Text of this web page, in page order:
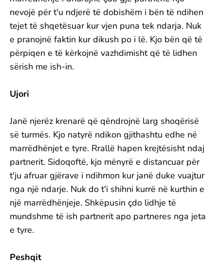
nevojë për t'u ndjerë të dobishëm i bën të ndihen
tejet të shqetësuar kur vjen puna tek ndarja. Nuk
e pranojnë faktin kur dikush po i lë. Kjo bën që të
përpiqen e të kërkojnë vazhdimisht që të lidhen
sërish me ish-in.
Ujori
Janë njerëz krenarë që qëndrojnë larg shoqërisë
së turmës. Kjo natyrë ndikon gjithashtu edhe në
marrëdhënjet e tyre. Rrallë hapen krejtësisht ndaj
partnerit. Sidoqoftë, kjo mënyrë e distancuar për
t'ju afruar gjërave i ndihmon kur janë duke vuajtur
nga një ndarje. Nuk do t'i shihni kurrë në kurthin e
një marrëdhënjeje. Shkëpusin çdo lidhje të
mundshme të ish partnerit apo partneres nga jeta
e tyre.
Peshqit